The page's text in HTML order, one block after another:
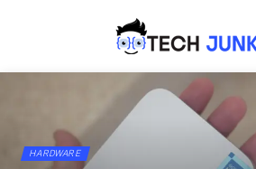
HARDWARE